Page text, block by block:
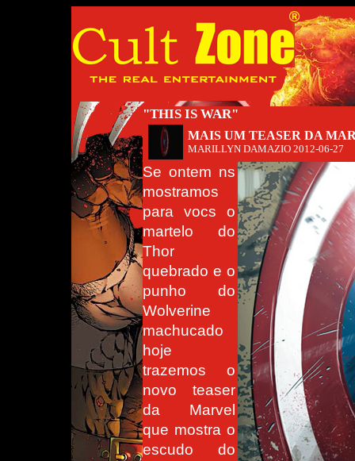
"THIS IS WAR"
MAIS UM TEASER DA
MARILLYN DAMAZIO 2012-06-27
Se ontem ns
mostramos
para vocs o
martelo do
Thor
quebrado e o
punho do
Wolverine
machucado
hoje
trazemos o
novo teaser
da Marvel
que mostra o
escudo do